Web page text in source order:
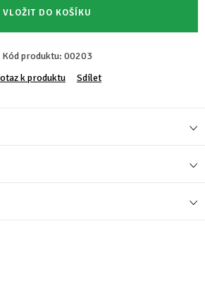
VLOŽIT DO KOŠÍKU
Kód produktu: 00203
k produktu
Sdílet